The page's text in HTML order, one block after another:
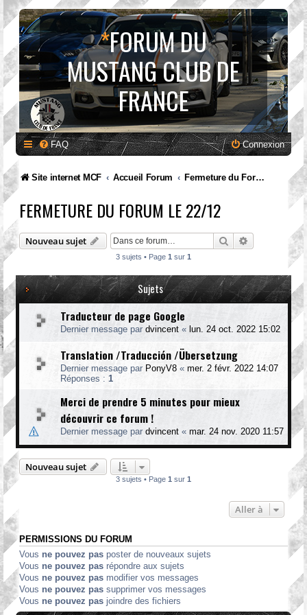
*FORUM DU
MUSTANG CLUB DE
FRANCE
FAQ Connexion
Site internet MCF Accueil Forum Fermeture du Forum le 22/12
FERMETURE DU FORUM LE 22/12
Nouveau sujet RechercherRecherche
3 sujets • Page 1 sur 1
Sujets
Traducteur de page Google
Dernier message par dvincent « lun. 24 oct. 2022 15:02
Translation /Traducción /Übersetzung
Dernier message par PonyV8 « mer. 2 févr. 2022 14:07
Réponses : 1
Merci de prendre 5 minutes pour mieux
découvrir ce forum !
Dernier message par dvincent « mar. 24 nov. 2020 11:57
Nouveau sujet
3 sujets • Page 1 sur 1
Aller à
PERMISSIONS DU FORUM
Vous ne pouvez pas poster de nouveaux sujets
Vous ne pouvez pas répondre aux sujets
Vous ne pouvez pas modifier vos messages
Vous ne pouvez pas supprimer vos messages
Vous ne pouvez pas joindre des fichiers